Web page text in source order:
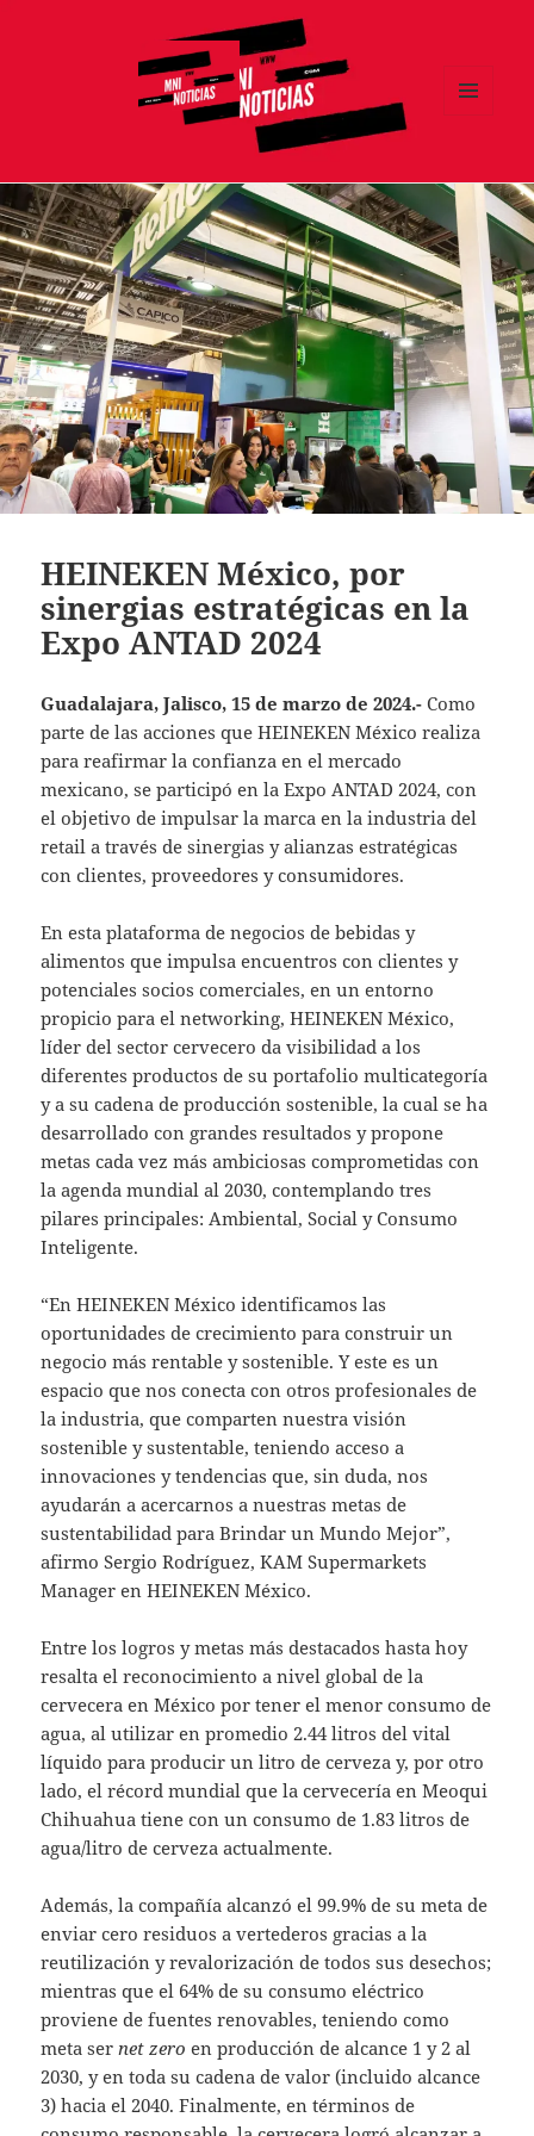
HEINEKEN México, por
sinergias estratégicas en la
Expo ANTAD 2024
Guadalajara, Jalisco, 15 de marzo de 2024.-Como
parte de las acciones que HEINEKEN México realiza
para reafirmar la confianza en el mercado
mexicano, se participó en la Expo ANTAD 2024, con
el objetivo de impulsar la marca en la industria del
retail a través de sinergias y alianzas estratégicas
con clientes, proveedores y consumidores.
En esta plataforma de negocios de bebidas y
alimentos que impulsa encuentros con clientes y
potenciales socios comerciales, en un entorno
propicio para el networking, HEINEKEN México,
líder del sector cervecero da visibilidad a los
diferentes productos de su portafolio multicategoría
y a su cadena de producción sostenible, la cual se ha
desarrollado con grandes resultados y propone
metas cada vez más ambiciosas comprometidas con
la agenda mundial al 2030, contemplando tres
pilares principales: Ambiental, Social y Consumo
Inteligente.
“En HEINEKEN México identificamos las
oportunidades de crecimiento para construir un
negocio más rentable y sostenible. Y este es un
espacio que nos conecta con otros profesionales de
la industria, que comparten nuestra visión
sostenible y sustentable, teniendo acceso a
innovaciones y tendencias que, sin duda, nos
ayudarán a acercarnos a nuestras metas de
sustentabilidad para Brindar un Mundo Mejor”,
afirmo Sergio Rodríguez, KAM Supermarkets
Manager en HEINEKEN México.
Entre los logros y metas más destacados hasta hoy
resalta el reconocimiento a nivel global de la
cervecera en México por tener el menor consumo de
agua, al utilizar en promedio 2.44 litros del vital
líquido para producir un litro de cerveza y, por otro
lado, el récord mundial que la cervecería en Meoqui
Chihuahua tiene con un consumo de 1.83 litros de
agua/litro de cerveza actualmente.
Además, la compañía alcanzó el 99.9% de su meta de
enviar cero residuos a vertederos gracias a la
reutilización y revalorización de todos sus desechos;
mientras que el 64% de su consumo eléctrico
proviene de fuentes renovables, teniendo como
meta ser net zero en producción de alcance 1 y 2 al
2030, y en toda su cadena de valor (incluido alcance
3) hacia el 2040. Finalmente, en términos de